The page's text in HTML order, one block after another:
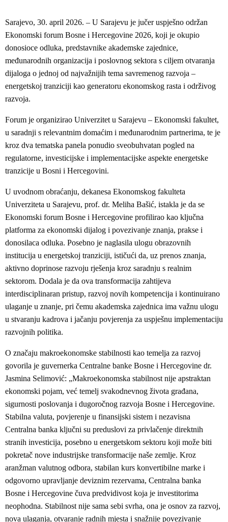
Sarajevo, 30. april 2026. – U Sarajevu je jučer uspješno održan
Ekonomski forum Bosne i Hercegovine 2026, koji je okupio
donosioce odluka, predstavnike akademske zajednice,
međunarodnih organizacija i poslovnog sektora s ciljem otvaranja
dijaloga o jednoj od najvažnijih tema savremenog razvoja –
energetskoj tranziciji kao generatoru ekonomskog rasta i održivog
razvoja.
Forum je organizirao Univerzitet u Sarajevu – Ekonomski fakultet,
u saradnji s relevantnim domaćim i međunarodnim partnerima, te je
kroz dva tematska panela ponudio sveobuhvatan pogled na
regulatorne, investicijske i implementacijske aspekte energetske
tranzicije u Bosni i Hercegovini.
U uvodnom obraćanju, dekanesa Ekonomskog fakulteta
Univerziteta u Sarajevu, prof. dr. Meliha Bašić, istakla je da se
Ekonomski forum Bosne i Hercegovine profilirao kao ključna
platforma za ekonomski dijalog i povezivanje znanja, prakse i
donosilaca odluka. Posebno je naglasila ulogu obrazovnih
institucija u energetskoj tranziciji, ističući da, uz prenos znanja,
aktivno doprinose razvoju rješenja kroz saradnju s realnim
sektorom. Dodala je da ova transformacija zahtijeva
interdisciplinaran pristup, razvoj novih kompetencija i kontinuirano
ulaganje u znanje, pri čemu akademska zajednica ima važnu ulogu
u stvaranju kadrova i jačanju povjerenja za uspješnu implementaciju
razvojnih politika.
O značaju makroekonomske stabilnosti kao temelja za razvoj
govorila je guvernerka Centralne banke Bosne i Hercegovine dr.
Jasmina Selimović: „Makroekonomska stabilnost nije apstraktan
ekonomski pojam, već temelj svakodnevnog života građana,
sigurnosti poslovanja i dugoročnog razvoja Bosne i Hercegovine.
Stabilna valuta, povjerenje u finansijski sistem i nezavisna
Centralna banka ključni su preduslovi za privlačenje direktnih
stranih investicija, posebno u energetskom sektoru koji može biti
pokretač nove industrijske transformacije naše zemlje. Kroz
aranžman valutnog odbora, stabilan kurs konvertibilne marke i
odgovorno upravljanje deviznim rezervama, Centralna banka
Bosne i Hercegovine čuva predvidivost koja je investitorima
neophodna. Stabilnost nije sama sebi svrha, ona je osnov za razvoj,
nova ulaganja, otvaranje radnih mjesta i snažnije povezivanje